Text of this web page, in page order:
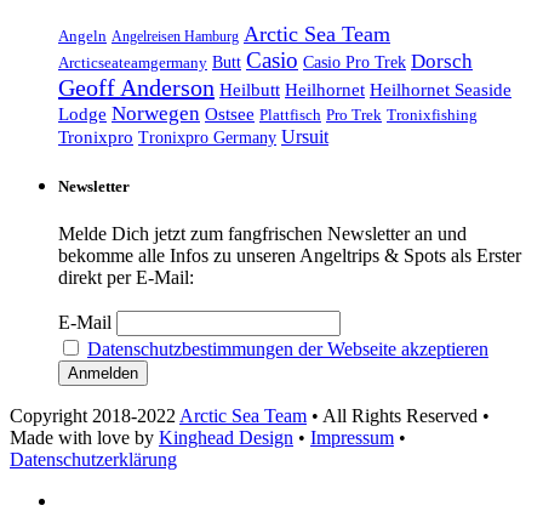
Angeln Angelreisen Hamburg Arctic Sea Team
Arcticseateamgermany Butt Casio Casio Pro Trek Dorsch
Geoff Anderson Heilbutt Heilhornet Heilhornet Seaside
Lodge Norwegen Ostsee Plattfisch Pro Trek Tronixfishing
Tronixpro Tronixpro Germany Ursuit
Newsletter
Melde Dich jetzt zum fangfrischen Newsletter an und
bekomme alle Infos zu unseren Angeltrips & Spots als Erster
direkt per E-Mail:
E-Mail
Datenschutzbestimmungen der Webseite akzeptieren
Copyright 2018-2022 Arctic Sea Team • All Rights Reserved •
Made with love by Kinghead Design • Impressum •
Datenschutzerklärung